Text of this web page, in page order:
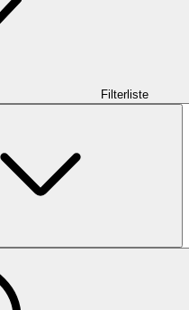
Filterliste